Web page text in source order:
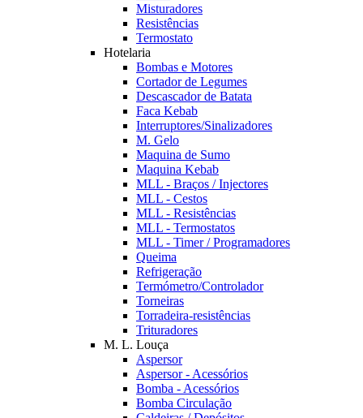
Misturadores
Resistências
Termostato
Hotelaria
Bombas e Motores
Cortador de Legumes
Descascador de Batata
Faca Kebab
Interruptores/Sinalizadores
M. Gelo
Maquina de Sumo
Maquina Kebab
MLL - Braços / Injectores
MLL - Cestos
MLL - Resistências
MLL - Termostatos
MLL - Timer / Programadores
Queima
Refrigeração
Termómetro/Controlador
Torneiras
Torradeira-resistências
Trituradores
M. L. Louça
Aspersor
Aspersor - Acessórios
Bomba - Acessórios
Bomba Circulação